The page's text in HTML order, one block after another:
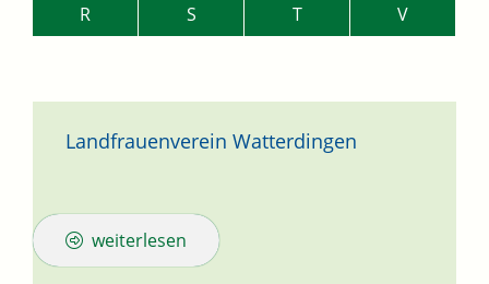
R
S T V
Landfrauenverein Watterdingen
weiterlesen